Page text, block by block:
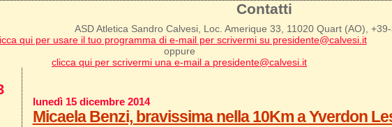
Contatti
ASD Atletica Sandro Calvesi, Loc. Amerique 33, 11020 Quart (AO),
qui per usare il tuo programma di e-mail per scrivermi su presidente@calvesi.it
oppure
clicca qui per scrivermi una e-mail a presidente@calvesi.it
lunedì 15 dicembre 2014
Micaela Benzi, bravissima nella 10Km a Yverdon